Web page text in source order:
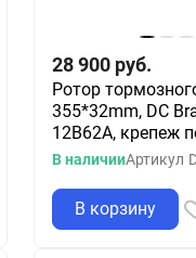
28 900 руб.
Ротор
355*32mm, DC
12B62A, крепеж
В наличииАртикул
В корзину